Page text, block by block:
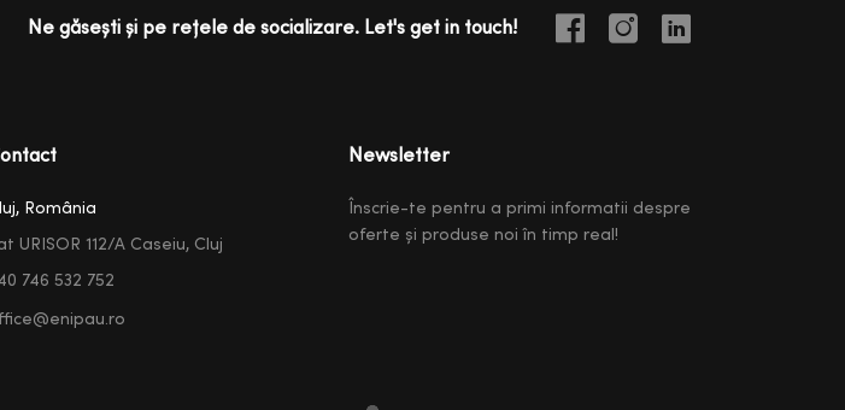
Ne găsești și pe rețele de socializare. Let's get in touch!
România
URISOR 112/A Caseiu, Cluj
746 532 752
Newsletter
Înscrie-te pentru a primi informatii despre
oferte și produse noi în timp real!